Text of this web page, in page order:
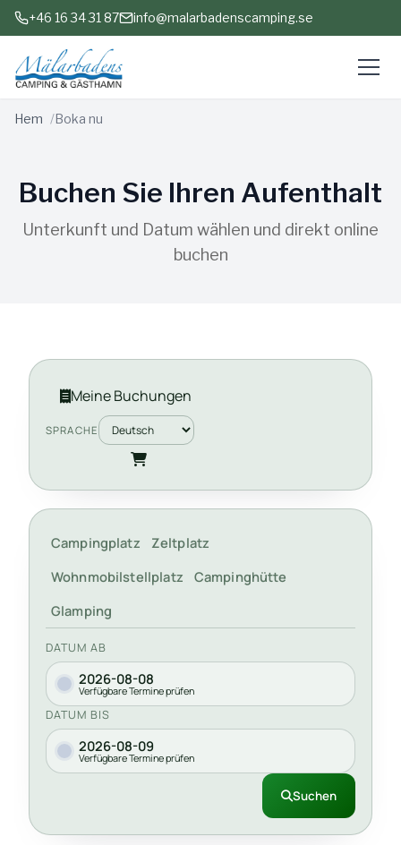
+46 16 34 31 87 info@malarbadenscamping.se
Hem Boka nu
Buchen Sie Ihren Aufenthalt
Unterkunft und Datum wählen und direkt online
buchen